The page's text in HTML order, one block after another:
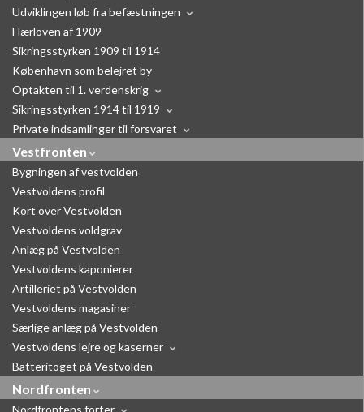
Udviklingen løb fra befæstningen
Hærloven af 1909
Sikringsstyrken 1909 til 1914
København som belejret by
Optakten til 1. verdenskrig
Sikringsstyrken 1914 til 1919
Private indsamlinger til forsvaret
Vestfronten
Bygningen af vestvolden
Vestvoldens profil
Kort over Vestvolden
Vestvoldens voldgrav
Anlæg på Vestvolden
Vestvoldens kaponierer
Artilleriet på Vestvolden
Vestvoldens magasiner
Særlige anlæg på Vestvolden
Vestvoldens lejre og kaserner
Batteritoget på Vestvolden
Nordfronten
Nordfrontens forter